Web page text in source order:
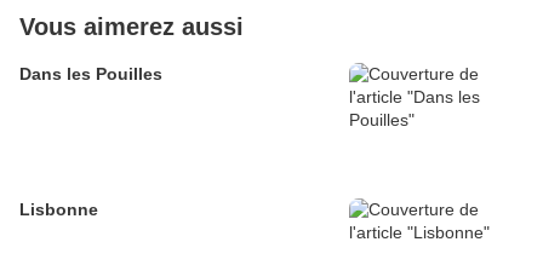
Vous aimerez aussi
Dans les Pouilles
Lisbonne